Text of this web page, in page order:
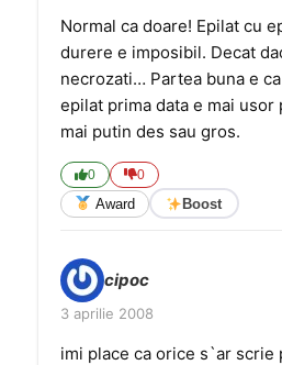
Normal ca doare! Epilat cu
durere e imposibil. Decat
necrozati… Partea buna e
epilat prima data e mai usor
mai putin des sau gros.
0 0
Award Boost
cipoc
3 aprilie 2008
imi place ca orice s`ar scrie